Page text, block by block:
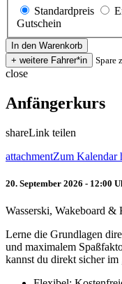
Standardpreis
Gutschein
Spare
close
Anfängerkurs
shareLink teilen
attachmentZum Kalendar
20. September 2026 - 12:00
Wasserski, Wakeboard &
Lerne die Grundlagen
und maximalem
kannst du direkt sicher